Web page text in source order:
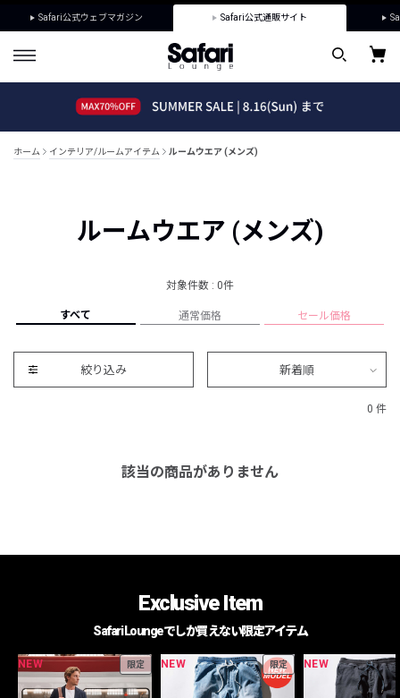
Safari公式ウェブマガジン Safari公式通販サイト
ホーム インテリア/ルームアイテム ルームウエア (メンズ)
ルームウエア (メンズ)
対象件数 : 0件
すべて 通常価格 セール価格
絞り込み 新着順
0 件
該当の商品がありません
Exclusive Item
Safari Loungeでしか買えない限定アイテム
NEW 限定 NEW 限定 NEW